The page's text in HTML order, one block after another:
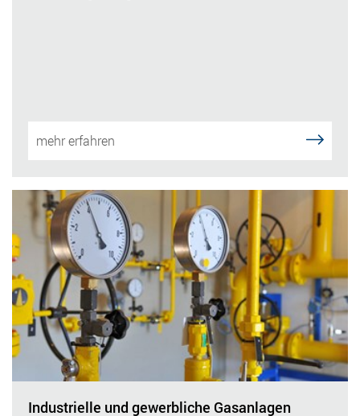
mehr erfahren
Industrielle und gewerbliche Gasanlagen